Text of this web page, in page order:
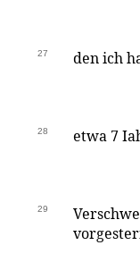
27 den ich
28 etwa 7
29